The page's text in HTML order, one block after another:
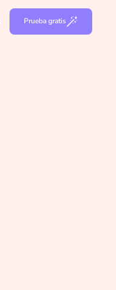
Prueba gratis